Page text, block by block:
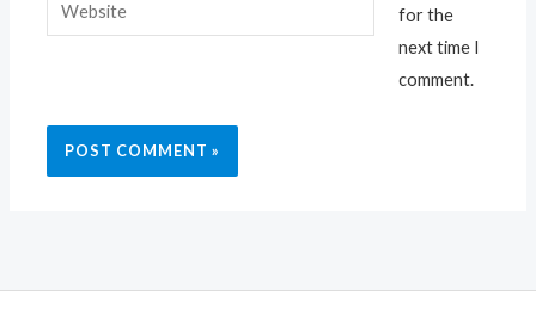
for the
next time I
comment.